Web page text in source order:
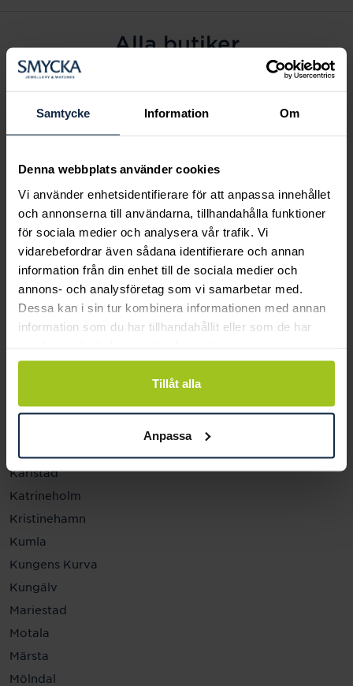
Samtycke Information Om
Denna webbplats använder cookies
Vi använder enhetsidentifierare för att anpassa innehållet
och annonserna till användarna, tillhandahålla funktioner
för sociala medier och analysera vår trafik. Vi
vidarebefordrar även sådana identifierare och annan
information från din enhet till de sociala medier och
annons- och analysföretag som vi samarbetar med.
Dessa kan i sin tur kombinera informationen med annan
information som du har tillhandahållit eller som de har
Tillåt alla
Anpassa
Alla butiker
Alingsås
Arvidsjaur
Eksjö
Fagersta
Farsta
Gävle
Halmstad
Halmstad Hallarna
Haninge
Helsingborg
Jönköping
Karlstad
Katrineholm
Kristinehamn
Kumla
Kungens Kurva
Kungälv
Mariestad
Motala
Märsta
Mölndal